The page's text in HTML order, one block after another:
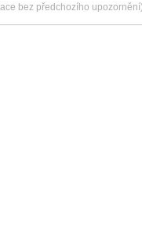
bez předchozího